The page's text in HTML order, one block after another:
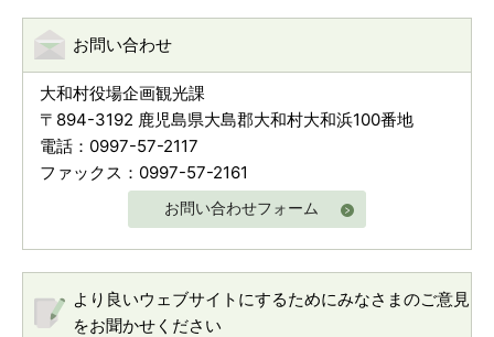
お問い合わせ
大和村役場企画観光課
〒894-3192 鹿児島県大島郡大和村大和浜100番地
電話：0997-57-2117
ファックス：0997-57-2161
お問い合わせフォーム
より良いウェブサイトにするためにみなさまのご意見
をお聞かせください